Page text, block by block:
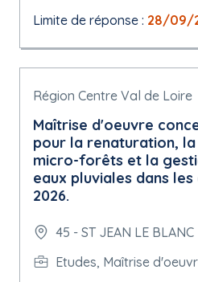
Limite de réponse : 28/09/
Région Centre Val de Loire
Maîtrise d'oeuvre
pour la renaturation,
micro-forêts et la
eaux pluviales dans
2026.
45 - ST JEAN LE BLANC
Etudes, Maîtrise